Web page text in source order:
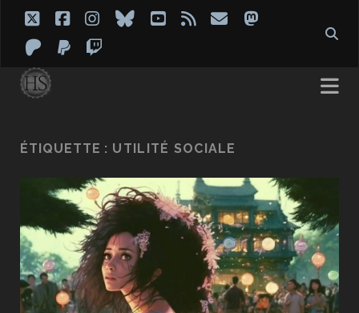
twitterfacebook
instagram
blueskyyoutube
rss emailmastodon
patreon
paypal
ÉTIQUETTE : UTILITÉ SOCIALE